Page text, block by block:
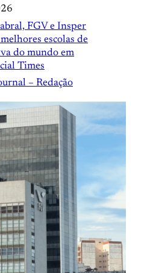
FGV e Insper
escolas de
do mundo em
Times
– Redação